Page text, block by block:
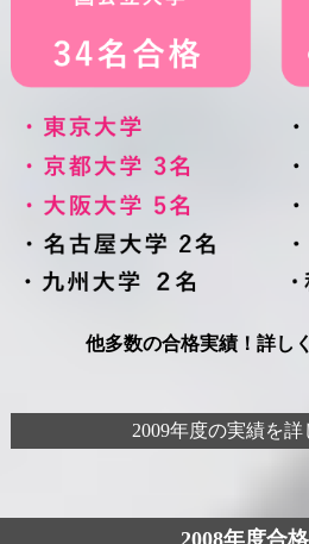
他多数の合格実績！詳し
2009年度の実績を詳
2008年度合